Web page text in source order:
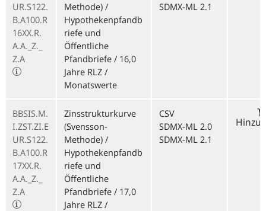
UR.S122.
B.A100.R
16XX.R.
A.A._Z._
Z.A
Methode) /
Hypothekenpfandb
riefe und
Öffentliche
Pfandbriefe / 16,0
Jahre RLZ /
Monatswerte
SDMX-ML 2.1
BBSIS.M.
I.ZST.ZI.E
UR.S122.
B.A100.R
17XX.R.
A.A._Z._
Z.A
Zinsstrukturkurve
(Svensson-
Methode) /
Hypothekenpfandb
riefe und
Öffentliche
Pfandbriefe / 17,0
Jahre RLZ /
CSV
SDMX-ML 2.0
SDMX-ML 2.1